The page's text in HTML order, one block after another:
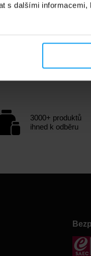
s dalšími
3000+ produktů
ihned k odběru